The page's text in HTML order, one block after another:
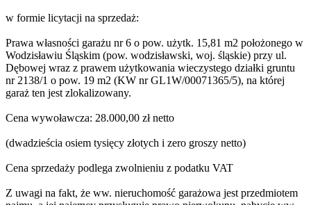
w formie licytacji na sprzedaż:
Prawa własności garażu nr 6 o pow. użytk. 15,81 m2 położonego w
Wodzisławiu Śląskim (pow. wodzisławski, woj. śląskie) przy ul.
Dębowej wraz z prawem użytkowania wieczystego działki gruntu
nr 2138/1 o pow. 19 m2 (KW nr GL1W/00071365/5), na której
garaż ten jest zlokalizowany.
Cena wywoławcza: 28.000,00 zł netto
(dwadzieścia osiem tysięcy złotych i zero groszy netto)
Cena sprzedaży podlega zwolnieniu z podatku VAT
Z uwagi na fakt, że ww. nieruchomość garażowa jest przedmiotem